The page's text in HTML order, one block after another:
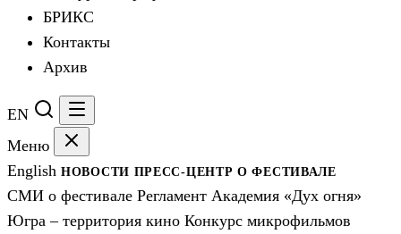
БРИКС
Контакты
Архив
EN
Меню
English НОВОСТИ ПРЕСС-ЦЕНТРО ФЕСТИВАЛЕ
СМИ о фестивале Регламент Академия «Дух огня»
Югра – территория кино Конкурс микрофильмов